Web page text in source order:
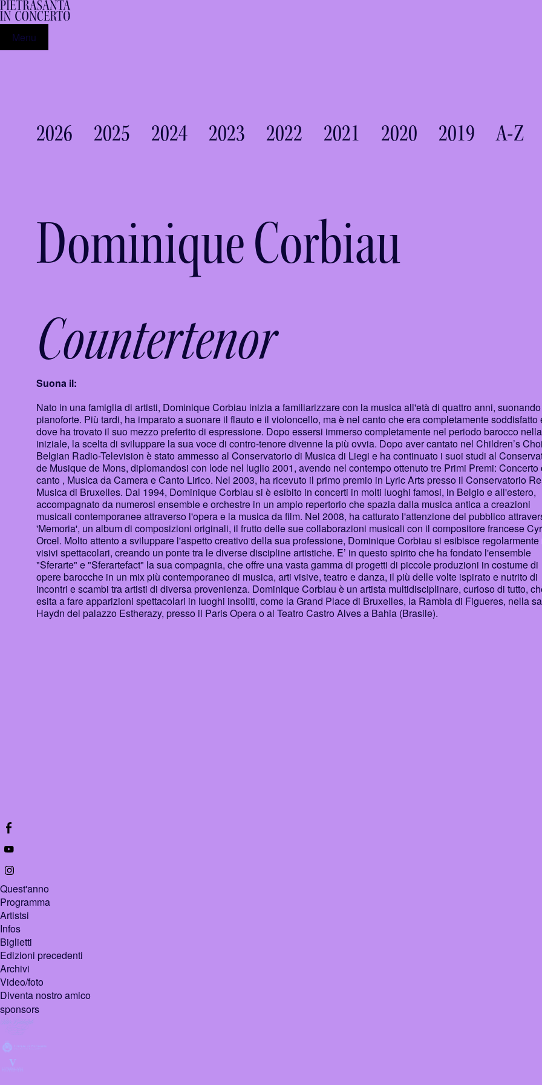
Menu
2026 2025 2024 2023 2022 2021 2020 2019 A-Z
Dominique Corbiau
Countertenor
Suona il:
Nato in una famiglia di artisti, Dominique Corbiau inizia a familiarizzare con la musica all'età di quattro anni,
pianoforte. Più tardi, ha imparato a suonare il flauto e il violoncello, ma è nel canto che era completamente soddisfatto
dove ha trovato il suo mezzo preferito di espressione. Dopo essersi immerso completamente nel periodo barocco
iniziale, la scelta di sviluppare la sua voce di contro-tenore divenne la più ovvia. Dopo aver cantato nel Children’s
Belgian Radio-Television è stato ammesso al Conservatorio di Musica di Liegi e ha continuato i suoi studi al
de Musique de Mons, diplomandosi con lode nel luglio 2001, avendo nel contempo ottenuto tre Primi Premi: Concerto
canto , Musica da Camera e Canto Lirico. Nel 2003, ha ricevuto il primo premio in Lyric Arts presso il Conservatorio
Musica di Bruxelles. Dal 1994, Dominique Corbiau si è esibito in concerti in molti luoghi famosi, in Belgio e all'estero,
accompagnato da numerosi ensemble e orchestre in un ampio repertorio che spazia dalla musica antica a creazioni
musicali contemporanee attraverso l'opera e la musica da film. Nel 2008, ha catturato l'attenzione del pubblico
'Memoria', un album di composizioni originali, il frutto delle sue collaborazioni musicali con il compositore francese
Orcel. Molto attento a sviluppare l'aspetto creativo della sua professione, Dominique Corbiau si esibisce regolarmente
visivi spettacolari, creando un ponte tra le diverse discipline artistiche. E’ in questo spirito che ha fondato l'ensemble
"Sferarte" e "Sferartefact" la sua compagnia, che offre una vasta gamma di progetti di piccole produzioni in costume di
opere barocche in un mix più contemporaneo di musica, arti visive, teatro e danza, il più delle volte ispirato e nutrito di
incontri e scambi tra artisti di diversa provenienza. Dominique Corbiau è un artista multidisciplinare, curioso di tutto,
esita a fare apparizioni spettacolari in luoghi insoliti, come la Grand Place di Bruxelles, la Rambla di Figueres, nella
Haydn del palazzo Estherazy, presso il Paris Opera o al Teatro Castro Alves a Bahia (Brasile).
Quest'anno
Programma
Artistsi
Infos
Biglietti
Edizioni precedenti
Archivi
Video/foto
Diventa nostro amico
sponsors